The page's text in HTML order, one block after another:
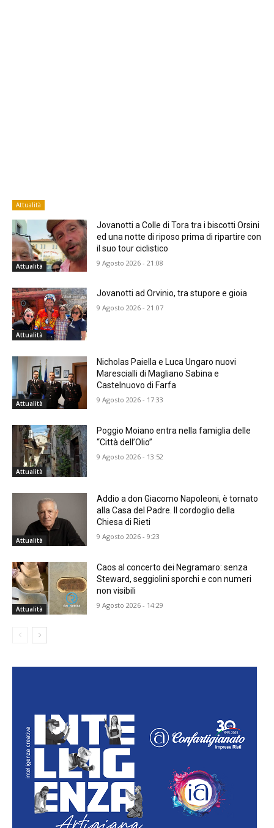
Attualità
Attualità
Jovanotti a Colle di Tora tra i biscotti Orsini
ed una notte di riposo prima di ripartire con
il suo tour ciclistico
9 Agosto 2026 - 21:08
Attualità
Jovanotti ad Orvinio, tra stupore e gioia
9 Agosto 2026 - 21:07
Attualità
Nicholas Paiella e Luca Ungaro nuovi
Marescialli di Magliano Sabina e
Castelnuovo di Farfa
9 Agosto 2026 - 17:33
Attualità
Poggio Moiano entra nella famiglia delle
“Città dell’Olio”
9 Agosto 2026 - 13:52
Attualità
Addio a don Giacomo Napoleoni, è tornato
alla Casa del Padre. Il cordoglio della
Chiesa di Rieti
9 Agosto 2026 - 9:23
Attualità
Caos al concerto dei Negramaro: senza
Steward, seggiolini sporchi e con numeri
non visibili
9 Agosto 2026 - 14:29